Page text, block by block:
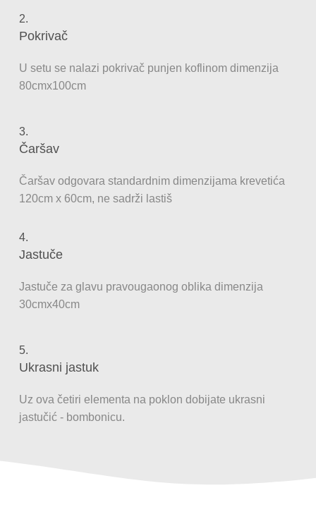
2.
Pokrivač
U setu se nalazi pokrivač punjen koflinom dimenzija
80cmx100cm
3.
Čaršav
Čaršav odgovara standardnim dimenzijama krevetića
120cm x 60cm, ne sadrži lastiš
4.
Jastuče
Jastuče za glavu pravougaonog oblika dimenzija
30cmx40cm
5.
Ukrasni jastuk
Uz ova četiri elementa na poklon dobijate ukrasni
jastučić - bombonicu.